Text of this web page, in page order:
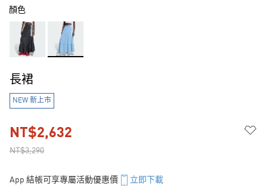
顏色
長裙
NEW 新上市
NT$3,290
NT$2,632
App 結帳可享專屬活動優惠價 立即下載